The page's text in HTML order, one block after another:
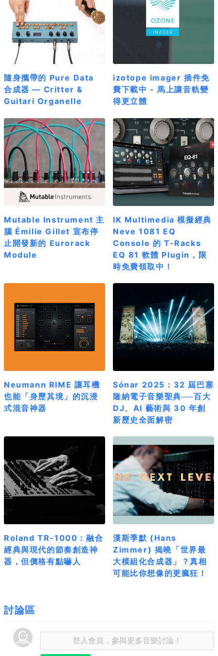
隨身攜帶的 Pure Data
合成器 — Critter &
Guitari Organelle
izotope imager 插件免
費下載中 - 馬上讓音軌變
得更立體
Mutable Instrument 主
腦 Émilie Gillet 宣布停
止開發新的 Eurorack
Module
IK Multimedia 模擬經典
Neve 1081 EQ
Console 的 T-Racks
EQ 81 軟體 Plugin，限
時免費領取中！
Neumann RIME 讓耳機
也能「身歷其境」的沉浸
式混音神器
Sónar 2025：32 屆巴塞
隆納電子音樂聖典──百大
DJ、AI 藝術與 30 年創
新歷史全面解密
Roland TR-1000：融合
經典與現代的節奏創造神
器，但價格有點嚇人
漢斯季默 (Hans
Zimmer) 揭曉「世界最
大模組化合成器」？真相
可能比你想像的更瘋狂！
討論區